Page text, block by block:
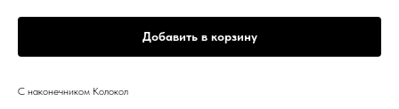
Добавить в корзину
С наконечником Колокол